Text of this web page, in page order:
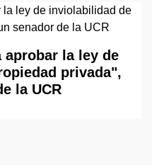
la ley de
privada",
la UCR